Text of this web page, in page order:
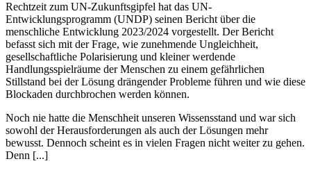
Rechtzeit zum UN-Zukunftsgipfel hat das UN-
Entwicklungsprogramm (UNDP) seinen Bericht über die
menschliche Entwicklung 2023/2024 vorgestellt. Der Bericht
befasst sich mit der Frage, wie zunehmende Ungleichheit,
gesellschaftliche Polarisierung und kleiner werdende
Handlungsspielräume der Menschen zu einem gefährlichen
Stillstand bei der Lösung drängender Probleme führen und wie diese
Blockaden durchbrochen werden können.
Noch nie hatte die Menschheit unseren Wissensstand und war sich
sowohl der Herausforderungen als auch der Lösungen mehr
bewusst. Dennoch scheint es in vielen Fragen nicht weiter zu gehen.
Denn [...]